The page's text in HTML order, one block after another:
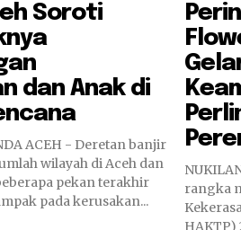
Soroti
dan Anak di
ACEH - Deretan banjir
wilayah di Aceh dan
pekan terakhir
pada kerusakan...
rangka
HAKTP)